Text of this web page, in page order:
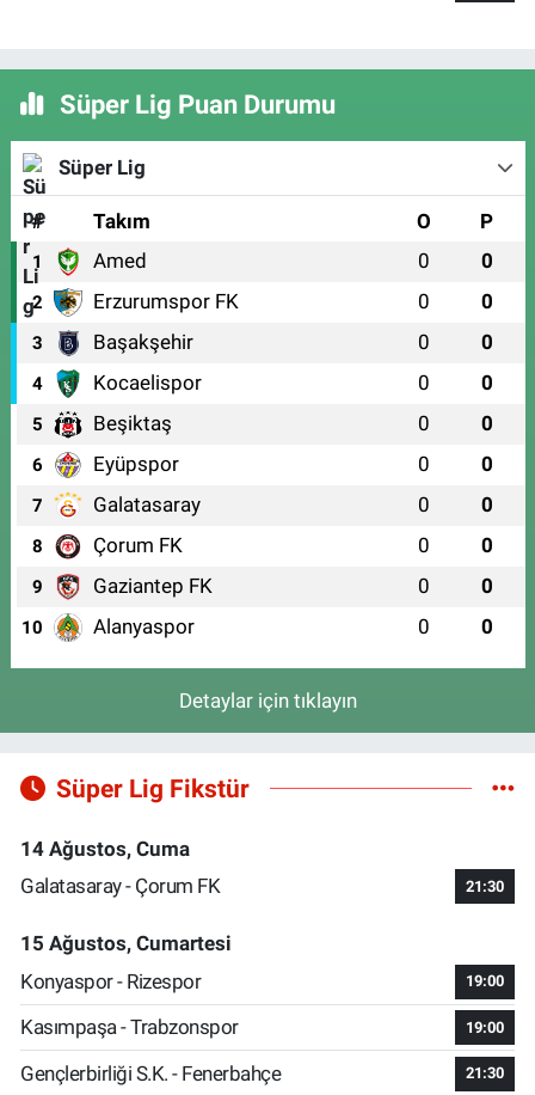
Süper Lig Puan Durumu
Süper Lig
# Takım O P
1 Amed 0 0
2 Erzurumspor FK 0 0
3 Başakşehir 0 0
4 Kocaelispor 0 0
5 Beşiktaş 0 0
6 Eyüpspor 0 0
7 Galatasaray 0 0
8 Çorum FK 0 0
9 Gaziantep FK 0 0
10 Alanyaspor 0 0
Detaylar için tıklayın
Süper Lig Fikstür
14 Ağustos, Cuma
Galatasaray - Çorum FK
21:30
15 Ağustos, Cumartesi
Konyaspor - Rizespor
19:00
Kasımpaşa - Trabzonspor 19:00
Gençlerbirliği S.K. - Fenerbahçe 21:30